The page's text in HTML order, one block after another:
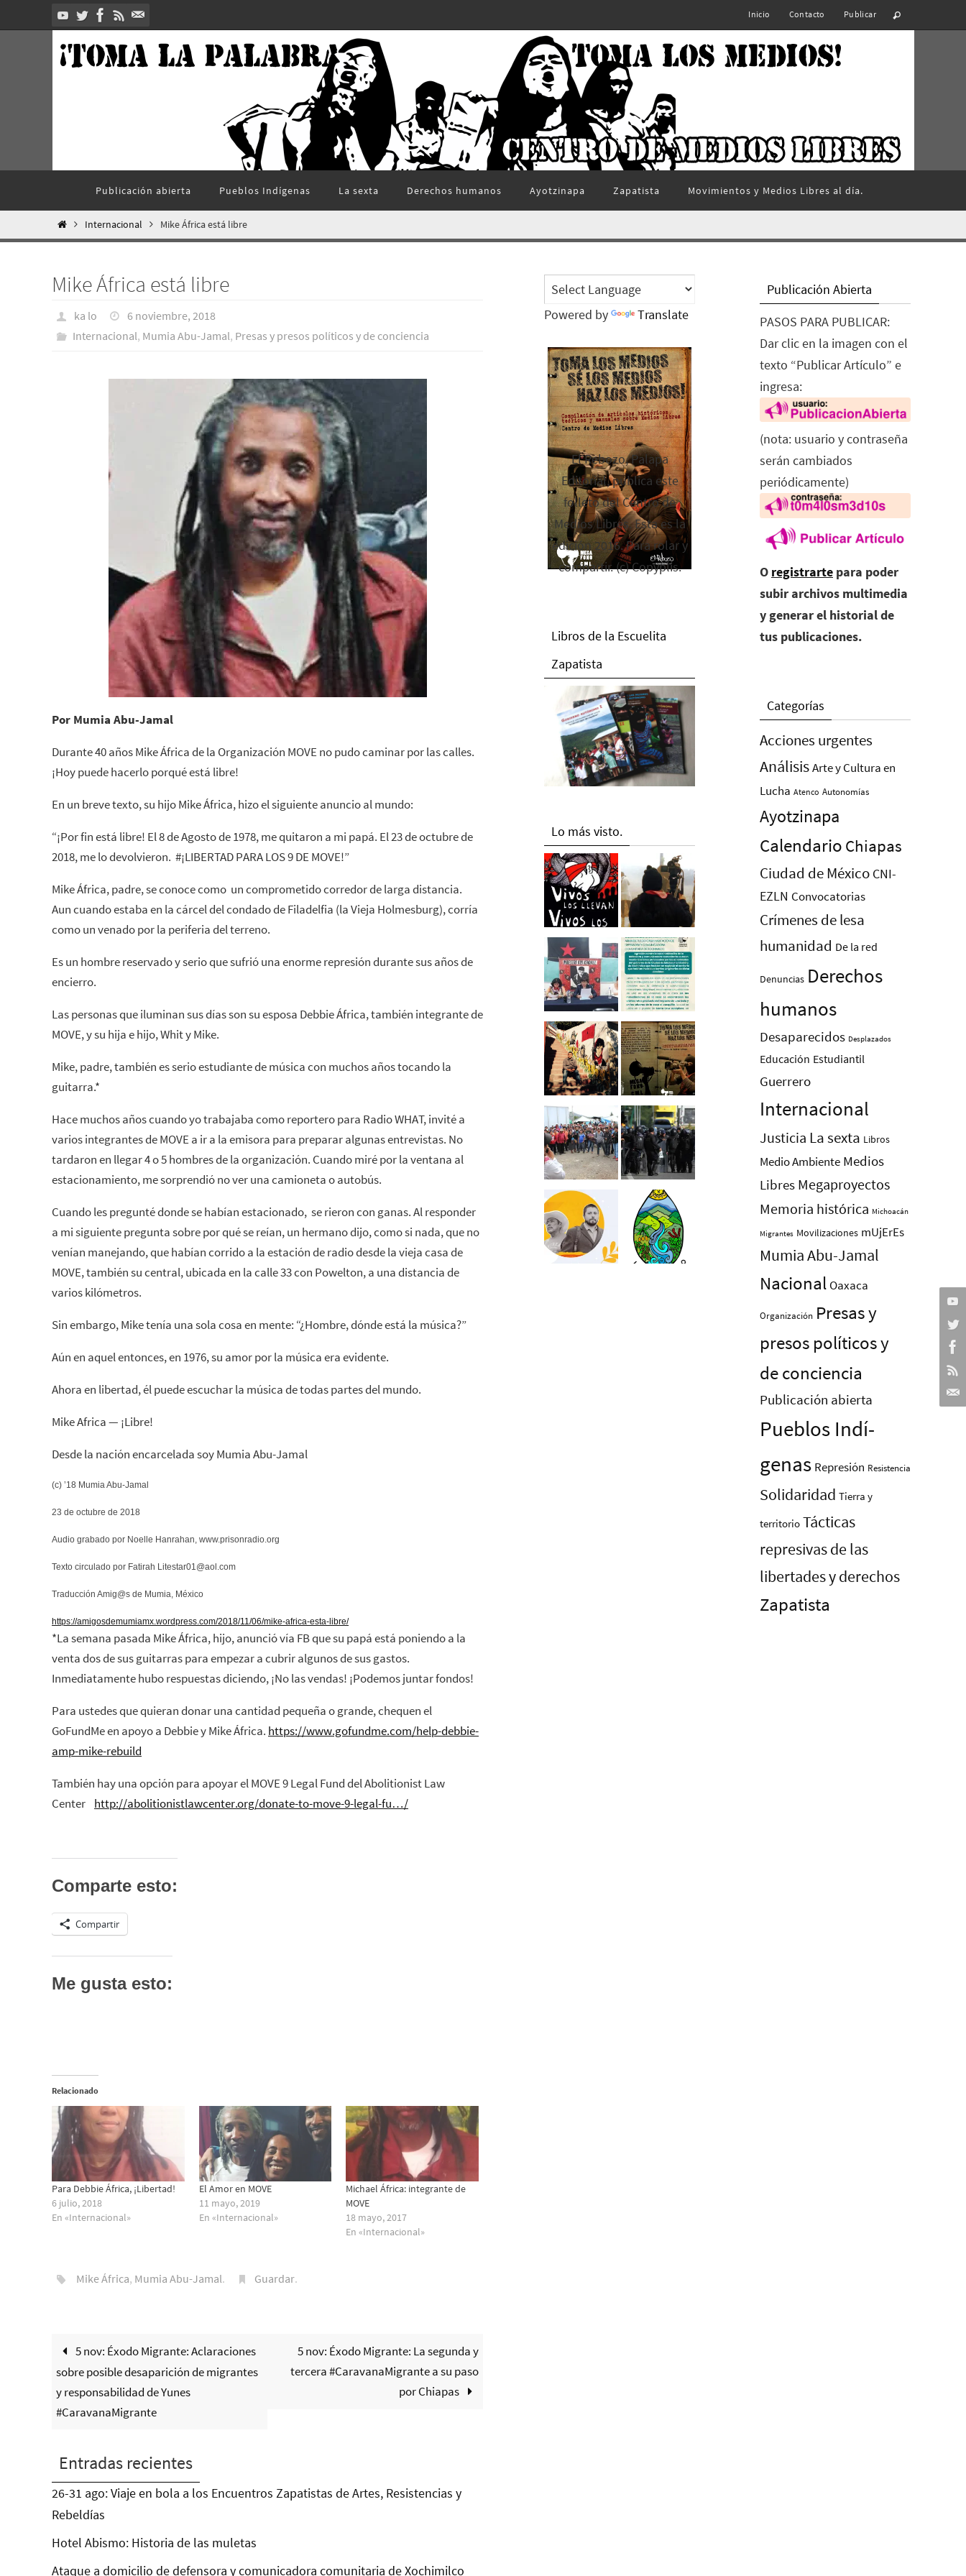
al
Inicio Contacto Publicar
contenido
Publicación abierta Pueblos Indí­genas La sexta Derechos humanos Ayotzinapa Zapatista Movimientos y Medios Libres al día.
InicioInternacional Mike África está libre
Mike África está libre
ka lo
6 noviembre, 2018
Internacional, Mumia Abu-Jamal, Presas y presos polí­ticos y de conciencia
Por Mumia Abu-Jamal
Durante 40 años Mike África de la Organización MOVE no pudo caminar por las calles.
¡Hoy puede hacerlo porqué está libre!
En un breve texto, su hijo Mike África, hizo el siguiente anuncio al mundo:
“¡Por fin está libre! El 8 de Agosto de 1978, me quitaron a mi papá. El 23 de octubre de
2018, me lo devolvieron. #¡LIBERTAD PARA LOS 9 DE MOVE!”
Mike África, padre, se conoce como un comprometido corredor de larga distancia.
Aun cuando estaba en la cárcel del condado de Filadelfia (la Vieja Holmesburg), corría
como un venado por la periferia del terreno.
Es un hombre reservado y serio que sufrió una enorme represión durante sus años de
encierro.
Las personas que iluminan sus días son su esposa Debbie África, también integrante de
MOVE, y su hija e hijo, Whit y Mike.
Mike, padre, también es serio estudiante de música con muchos años tocando la
guitarra.*
Hace muchos años cuando yo trabajaba como reportero para Radio WHAT, invité a
varios integrantes de MOVE a ir a la emisora para preparar algunas entrevistas. No
tardaron en llegar 4 o 5 hombres de la organización. Cuando miré por la ventana al
estacionamiento, me sorprendió no ver una camioneta o autobús.
Cuando les pregunté donde se habían estacionado, se rieron con ganas. Al responder
a mi siguiente pregunta sobre por qué se reían, un hermano dijo, como si nada, que no
venían manejando, que habían corrido a la estación de radio desde la vieja casa de
MOVE, también su central, ubicada en la calle 33 con Powelton, a una distancia de
varios kilómetros.
Sin embargo, Mike tenía una sola cosa en mente: “¿Hombre, dónde está la música?”
Aún en aquel entonces, en 1976, su amor por la música era evidente.
Ahora en libertad, él puede escuchar la música de todas partes del mundo.
Mike Africa — ¡Libre!
Desde la nación encarcelada soy Mumia Abu-Jamal
(c) ’18 Mumia Abu-Jamal
23 de octubre de 2018
Audio grabado por Noelle Hanrahan, www.prisonradio.org
Texto circulado por Fatirah Litestar01@aol.com
Traducción Amig@s de Mumia, México
https://amigosdemumiamx.wordpress.com/2018/11/06/mike-africa-esta-libre/
*La semana pasada Mike África, hijo, anunció vía FB que su papá está poniendo a la
venta dos de sus guitarras para empezar a cubrir algunos de sus gastos.
Inmediatamente hubo respuestas diciendo, ¡No las vendas! ¡Podemos juntar fondos!
Para ustedes que quieran donar una cantidad pequeña o grande, chequen el
GoFundMe en apoyo a Debbie y Mike África. https://www.gofundme.com/help-debbie-
amp-mike-rebuild
También hay una opción para apoyar el MOVE 9 Legal Fund del Abolitionist Law
Center http://abolitionistlawcenter.org/donate-to-move-9-legal-fu…/
Comparte esto:
Compartir
Me gusta esto:
Relacionado
Para Debbie África, ¡Libertad!
6 julio, 2018
En «Internacional»
El Amor en MOVE
11 mayo, 2019
En «Internacional»
Michael África: integrante de
MOVE
18 mayo, 2017
En «Internacional»
Mike África, Mumia Abu-Jamal. Guardar.
5 nov: Éxodo Migrante: Aclaraciones
sobre posible desaparición de migrantes
y responsabilidad de Yunes
#CaravanaMigrante
5 nov: Éxodo Migrante: La segunda y
tercera #CaravanaMigrante a su paso
por Chiapas
Entradas recientes
26-31 ago: Viaje en bola a los Encuentros Zapatistas de Artes, Resistencias y
Rebeldías
Hotel Abismo: Historia de las muletas
Ataque a domicilio de defensora y comunicadora comunitaria de Xochimilco
Powered by Translate
El Rebozo, Palapa
Editorial, publica este
folleto del Centro de
Medios Libres. Esta es la
edición 2016. Para rolar y
compartir. (c) Copyplis.
Libros de la Escuelita
Zapatista
Lo más visto.
Publicación Abierta
PASOS PARA PUBLICAR:
Dar clic en la imagen con el
texto “Publicar Artículo” e
ingresa:
(nota: usuario y contraseña
serán cambiados
periódicamente)
O registrarte para poder
subir archivos multimedia
y generar el historial de
tus publicaciones.
Categorías
Acciones urgentes
AnálisisArte y Cultura en
Lucha Atenco Autonomías
Ayotzinapa
Calendario Chiapas
Ciudad de México CNI-
EZLN Convocatorias
Crímenes de lesa
humanidad De la red
Denuncias Derechos
humanos
Desaparecidos Desplazados
Educación Estudiantil
Guerrero
Internacional
Justicia La sexta Libros
Medio Ambiente Medios
Libres Megaproyectos
Memoria histórica Michoacán
Migrantes Movilizaciones mUjErEs
Mumia Abu-Jamal
Nacional Oaxaca
Organización Presas y
presos polí­ticos y
de conciencia
Publicación abierta
Pueblos Indí­
genas Represión Resistencia
Solidaridad Tierra y
territorio Tácticas
represivas de las
libertades y derechos
Zapatista